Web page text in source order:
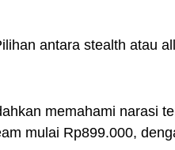
antara stealth atau
memahami narasi
mulai Rp899.000,